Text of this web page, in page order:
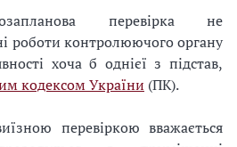
перевірка не
роботи контролюючого органу
хоча б однієї з підстав,
кодексом України (ПК).
перевіркою вважається